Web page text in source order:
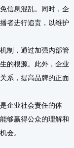
信息混乱。同时，企
者进行追责，以维护
制，通过加强内部管
的根源。此外，企业
系，提高品牌的正面
企业社会责任的体
够赢得公众的理解和
会。